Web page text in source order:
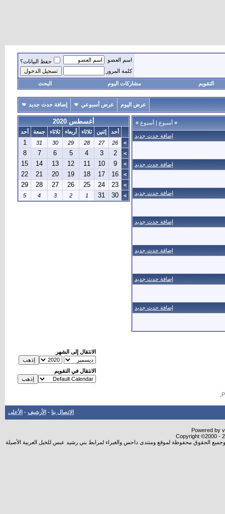
اسم العضو
حفظ البيانات؟
كلمة المرور
التقويم مشاركات اليوم البحث
عرض اليوم عرض أسبوعي إضافة حدث جديد
« أسبوع | أسبوع »
إضافة حدث جديد
إضافة حدث جديد
إضافة حدث جديد
إضافة حدث جديد
إضافة حدث جديد
إضافة حدث جديد
إضافة حدث جديد
أغسطس 2020
أحد إثنين ثلاثاء أربعاء ثلاثاء جمعة
أحد
>
26
27
28
29
30
31
1
>
2
3
4
5
6
7
8
>
9
10
11
12
13
14
15
>
16
17
18
19
20
21
22
>
23
24
25
26
27
28
29
>
30
31
1
2
3
4
5
الانتقال إلى الشهر
الانتقال في التقويم
الاتصال بنا - الأرشيف - الأعلى
Powered by
Copyright ©2000 -
الحقوق محفوظة لموقع ومنتدى داحس والغبراء لمرابط بني رشيد عبس للخيل العربية الأصيلة